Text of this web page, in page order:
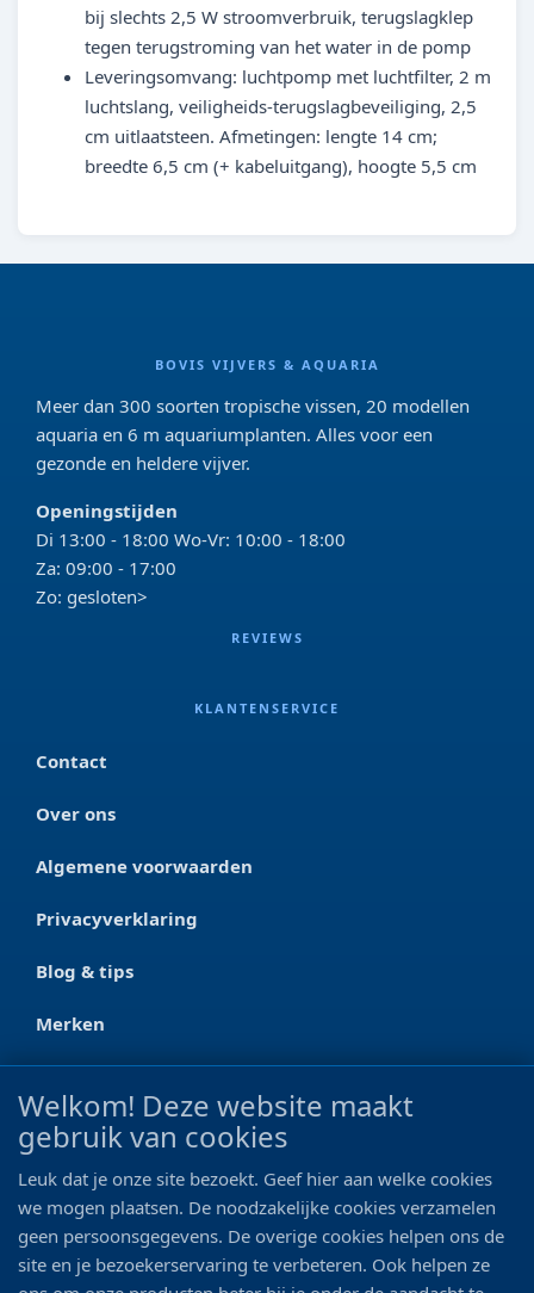
bij slechts 2,5 W stroomverbruik, terugslagklep
tegen terugstroming van het water in de pomp
Leveringsomvang: luchtpomp met luchtfilter, 2 m
luchtslang, veiligheids-terugslagbeveiliging, 2,5
cm uitlaatsteen. Afmetingen: lengte 14 cm;
breedte 6,5 cm (+ kabeluitgang), hoogte 5,5 cm
BOVIS VIJVERS & AQUARIA
Meer dan 300 soorten tropische vissen, 20 modellen
aquaria en 6 m aquariumplanten. Alles voor een
gezonde en heldere vijver.
Openingstijden
Di 13:00 - 18:00 Wo-Vr: 10:00 - 18:00
Za: 09:00 - 17:00
Zo: gesloten>
REVIEWS
KLANTENSERVICE
Contact
Over ons
Algemene voorwaarden
Privacyverklaring
Blog & tips
Merken
CONTACT
Ootmarsumseweg 125a
0546 - 622 990
06 - 11 19 81 42
Welkom! Deze website maakt
gebruik van cookies
Leuk dat je onze site bezoekt. Geef hier aan welke cookies
we mogen plaatsen. De noodzakelijke cookies verzamelen
geen persoonsgegevens. De overige cookies helpen ons de
site en je bezoekerservaring te verbeteren. Ook helpen ze